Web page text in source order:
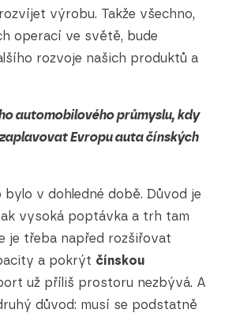
výrobu. Takže všechno,
operací ve světě, bude
rozvoje našich produktů a
automobilového průmyslu, kdy
Evropu auta čínských
bylo v dohledné době. Důvod je
vysoká poptávka a trh tam
je třeba napřed rozšiřovat
a pokrýt čínskou
už příliš prostoru nezbývá. A
důvod: musí se podstatně